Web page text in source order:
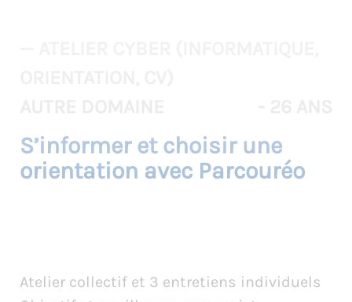
S’informer et choisir une
orientation avec Parcouréo
Atelier collectif et 3 entretiens individuels